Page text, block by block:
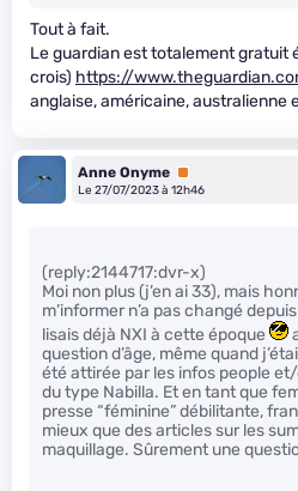
Tout à fait.
Le guardian est totalement gratuit
crois) https://
anglaise, américaine, australienne
Anne Onyme Premium
Le 27/07/2023 à 12h46
(reply:2144717:dvr-x)
Moi non plus (j’en ai 33), mais
m’informer n’a pas changé
lisais déjà NXI à cette époque
question d’âge, même quand
été attirée par les infos people
du type Nabilla. Et en tant que
presse “féminine” débilitante,
mieux que des articles sur les
maquillage. Sûrement une